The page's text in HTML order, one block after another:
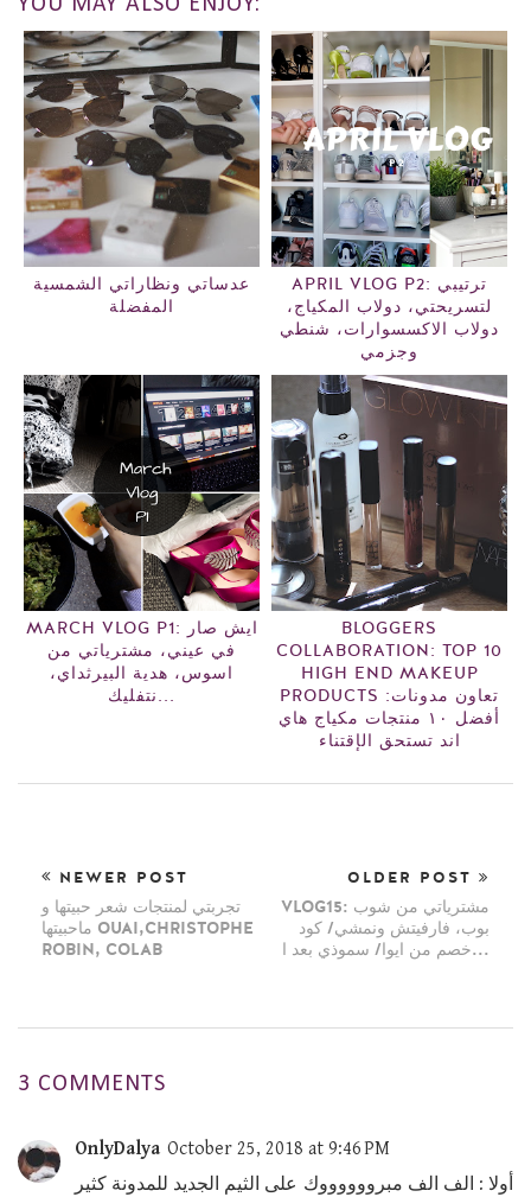
عدساتي ونظاراتي الشمسية
المفضلة
APRIL VLOG P2: ترتيبي
لتسريحتي، دولاب المكياج،
دولاب الاكسسوارات، شنطي
وجزمي
MARCH VLOG P1: ايش صار
في عيني، مشترياتي من
اسوس، هدية البيرثداي،
نتفليك...
BLOGGERS
COLLABORATION: TOP 10
HIGH END MAKEUP
PRODUCTS تعاون مدونات:
أفضل ١٠ منتجات مكياج هاي
اند تستحق الإقتناء
NEWER POST
تجربتي لمنتجات شعر حبيتها و
ماحبيتها OUAI,CHRISTOPHE
ROBIN, COLAB
OLDER POST
VLOG15: مشترياتي من شوب
بوب، فارفيتش ونمشي/ كود
خصم من ايوا/ سموذي بعد ا...
3 COMMENTS
OnlyDalya October 25, 2018 at 9:46 PM
أولا : الف الف مبرووووووك على الثيم الجديد للمدونة كثير